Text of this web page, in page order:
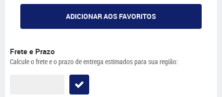
ADICIONAR AOS FAVORITOS
Frete e Prazo
Calcule o frete e o prazo de entrega estimados para sua região: